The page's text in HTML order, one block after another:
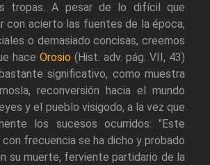
tropas. A pesar de lo difícil que
con acierto las fuentes de la época,
o demasiado concisas, creemos
hace Orosio (Hist. adv. pág. VII, 43)
significativo, como muestra
reconversión hacia el mundo
y el pueblo visigodo, a la vez que
los sucesos ocurridos: "Este
frecuencia se ha dicho y probado
su muerte, ferviente partidario de la